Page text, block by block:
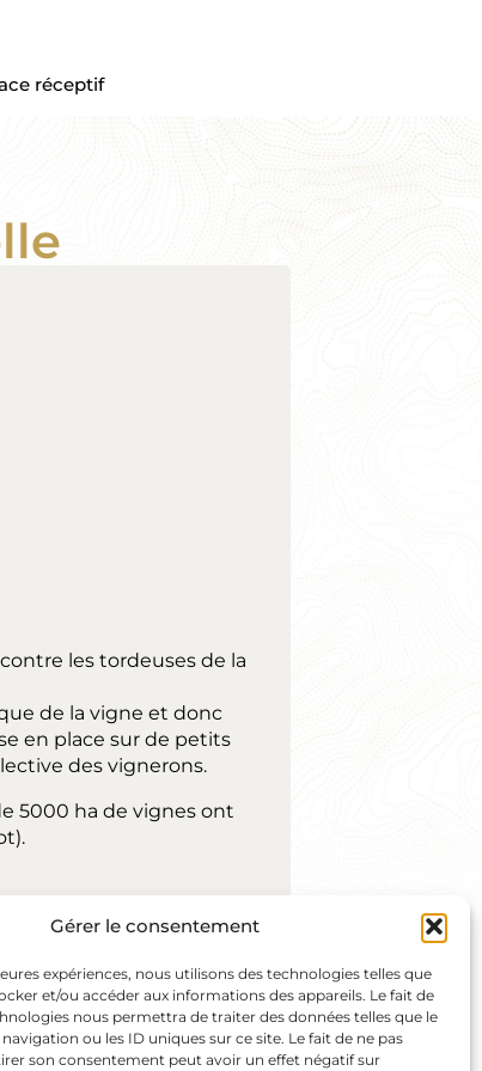
Gérer le consentement
expériences, nous utilisons des technologies telles que
et/ou accéder aux informations des appareils. Le fait de
nous permettra de traiter des données telles que le
ou les ID uniques sur ce site. Le fait de ne pas
son consentement peut avoir un effet négatif sur
réceptif
les tordeuses de la
de la vigne et donc
en place sur de petits
des vignerons.
5000 ha de vignes ont